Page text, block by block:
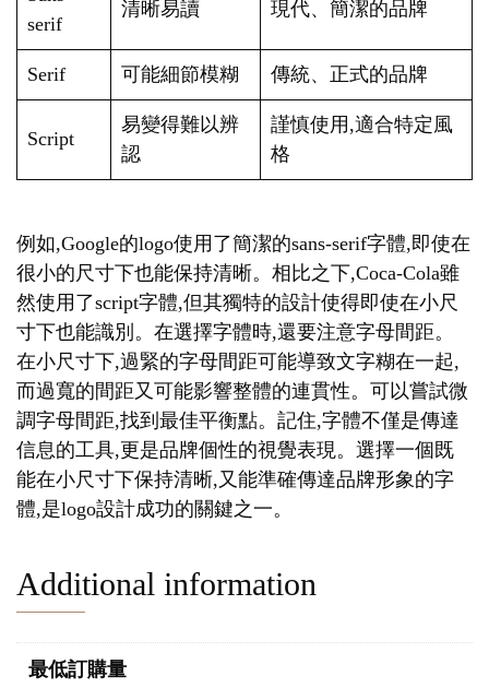
serif
清晰易讀 現代、簡潔的品牌
Serif 可能細節模糊 傳統、正式的品牌
Script
易變得難以辨
認
謹慎使用,適合特定風
格
例如,Google的logo使用了簡潔的sans-serif字體,即使在
很小的尺寸下也能保持清晰。相比之下,Coca-Cola雖
然使用了script字體,但其獨特的設計使得即使在小尺
寸下也能識別。在選擇字體時,還要注意字母間距。
在小尺寸下,過緊的字母間距可能導致文字糊在一起,
而過寬的間距又可能影響整體的連貫性。可以嘗試微
調字母間距,找到最佳平衡點。記住,字體不僅是傳達
信息的工具,更是品牌個性的視覺表現。選擇一個既
能在小尺寸下保持清晰,又能準確傳達品牌形象的字
體,是logo設計成功的關鍵之一。
Additional information
最低訂購量